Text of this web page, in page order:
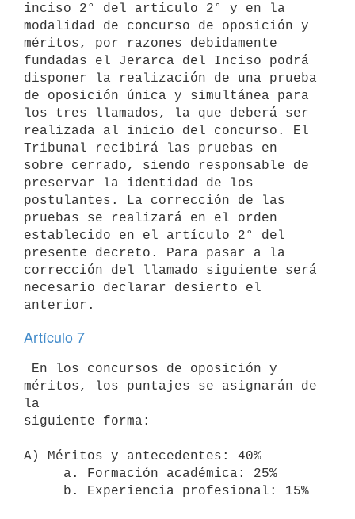
inciso 2° del artículo 2° y en la
modalidad de concurso de oposición y
méritos, por razones debidamente
fundadas el Jerarca del Inciso podrá
disponer la realización de una prueba
de oposición única y simultánea para
los tres llamados, la que deberá ser
realizada al inicio del concurso. El
Tribunal recibirá las pruebas en
sobre cerrado, siendo responsable de
preservar la identidad de los
postulantes. La corrección de las
pruebas se realizará en el orden
establecido en el artículo 2° del
presente decreto. Para pasar a la
corrección del llamado siguiente será
necesario declarar desierto el
Artículo 7
méritos, los puntajes se asignarán de
la
siguiente forma:
A) Méritos y antecedentes: 40%